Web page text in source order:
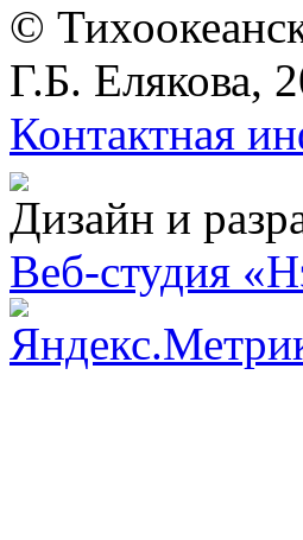
©
Г.Б. Елякова,
Контактная
Дизайн и
Веб-студия